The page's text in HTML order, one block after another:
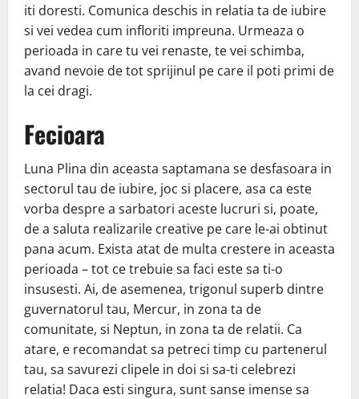
iti doresti. Comunica deschis in relatia ta de iubire
si vei vedea cum infloriti impreuna. Urmeaza o
perioada in care tu vei renaste, te vei schimba,
avand nevoie de tot sprijinul pe care il poti primi de
la cei dragi.
Fecioara
Luna Plina din aceasta saptamana se desfasoara in
sectorul tau de iubire, joc si placere, asa ca este
vorba despre a sarbatori aceste lucruri si, poate,
de a saluta realizarile creative pe care le-ai obtinut
pana acum. Exista atat de multa crestere in aceasta
perioada – tot ce trebuie sa faci este sa ti-o
insusesti. Ai, de asemenea, trigonul superb dintre
guvernatorul tau, Mercur, in zona ta de
comunitate, si Neptun, in zona ta de relatii. Ca
atare, e recomandat sa petreci timp cu partenerul
tau, sa savurezi clipele in doi si sa-ti celebrezi
relatia! Daca esti singura, sunt sanse imense sa